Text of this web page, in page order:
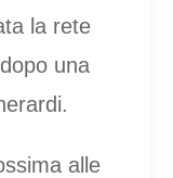
la rete
una
alle